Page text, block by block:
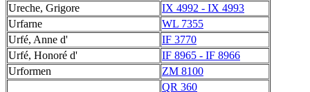
Ureche, Grigore
IX 4992 - IX 4993
Urfarne
WL 7355
Urfé, Anne d'
IF 3770
Urfé, Honoré d'
IF 8965 - IF 8966
Urformen
ZM 8100
QR 360